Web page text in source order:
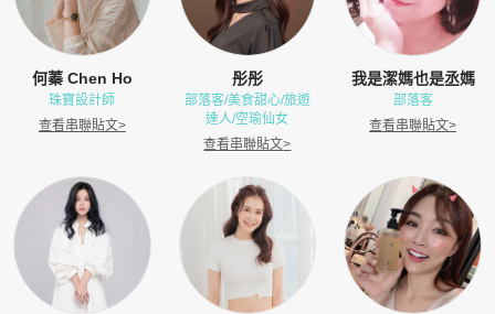
何蓁 Chen Ho
珠寶設計師
查看串聯貼文>
彤彤
部落客/美食甜心/旅遊
達人/空瑜仙女
查看串聯貼文>
我是潔媽也是丞媽
部落客
查看串聯貼文>